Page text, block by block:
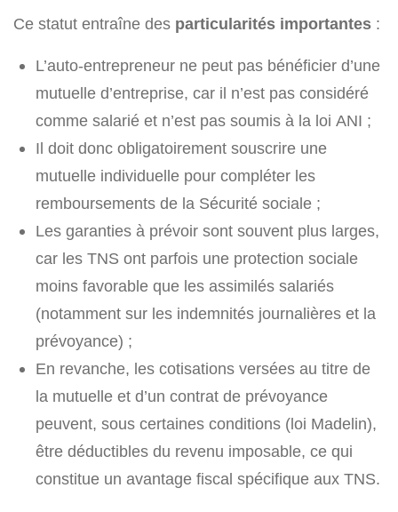
Ce statut entraîne des particularités importantes :
L’auto-entrepreneur ne peut pas bénéficier d’une
mutuelle d’entreprise, car il n’est pas considéré
comme salarié et n’est pas soumis à la loi ANI ;
Il doit donc obligatoirement souscrire une
mutuelle individuelle pour compléter les
remboursements de la Sécurité sociale ;
Les garanties à prévoir sont souvent plus larges,
car les TNS ont parfois une protection sociale
moins favorable que les assimilés salariés
(notamment sur les indemnités journalières et la
prévoyance) ;
En revanche, les cotisations versées au titre de
la mutuelle et d’un contrat de prévoyance
peuvent, sous certaines conditions (loi Madelin),
être déductibles du revenu imposable, ce qui
constitue un avantage fiscal spécifique aux TNS.